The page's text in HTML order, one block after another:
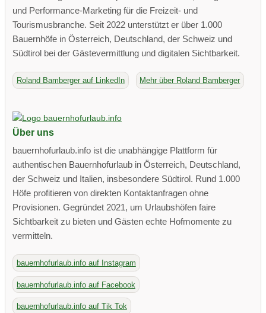
und Performance-Marketing für die Freizeit- und
Tourismusbranche. Seit 2022 unterstützt er über 1.000
Bauernhöfe in Österreich, Deutschland, der Schweiz und
Südtirol bei der Gästevermittlung und digitalen Sichtbarkeit.
Roland Bamberger auf LinkedIn Mehr über Roland Bamberger
Über uns
bauernhofurlaub.info ist die unabhängige Plattform für
authentischen Bauernhofurlaub in Österreich, Deutschland,
der Schweiz und Italien, insbesondere Südtirol. Rund 1.000
Höfe profitieren von direkten Kontaktanfragen ohne
Provisionen. Gegründet 2021, um Urlaubshöfen faire
Sichtbarkeit zu bieten und Gästen echte Hofmomente zu
vermitteln.
bauernhofurlaub.info auf Instagram
bauernhofurlaub.info auf Facebook
bauernhofurlaub.info auf Tik Tok